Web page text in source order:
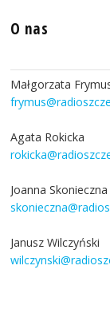
O nas
Małgorzata
Agata Rokicka
Joanna Skonieczna
Janusz Wilczyński